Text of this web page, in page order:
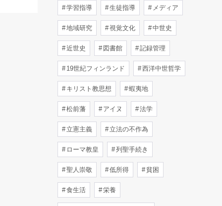
学習指導 生徒指導 メディア
地域研究 視覚文化 中世史
近世史 図書館 記録管理
19世紀フィンランド 西洋中世哲学
キリスト教思想 蝦夷地
松前藩 アイヌ 法学
立憲主義 立法の不作為
ローマ教皇 列聖手続き
聖人崇敬 低所得 貧困
食生活 栄養